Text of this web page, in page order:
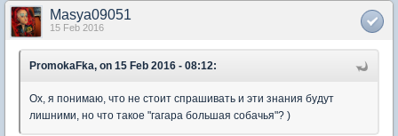
Masya09051
15 Feb 2016
PromokaFka, on 15 Feb 2016 - 08:12:
Ох, я понимаю, что не стоит спрашивать и эти знания будут
лишними, но что такое "гагара большая собачья"? )